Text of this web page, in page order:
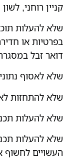
קניין רוחני,
שלא להעלות
בפרטיות או
דואר זבל
שלא לאסוף
שלא להתחזות
שלא להעלות
שלא להעלות
העשויים לחשוף